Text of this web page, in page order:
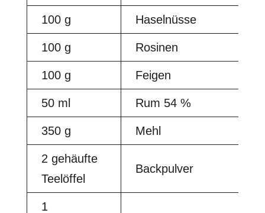
100 g Haselnüsse
100 g Rosinen
100 g Feigen
50 ml Rum 54 %
350 g Mehl
2 gehäufte
Teelöffel
Backpulver
1